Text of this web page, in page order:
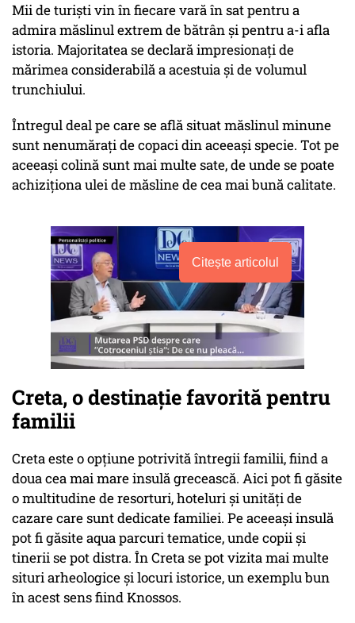
Mii de turiști vin în fiecare vară în sat pentru a
admira măslinul extrem de bătrân și pentru a-i afla
istoria. Majoritatea se declară impresionați de
mărimea considerabilă a acestuia și de volumul
trunchiului.
Întregul deal pe care se află situat măslinul minune
sunt nenumărați de copaci din aceeași specie. Tot pe
aceeași colină sunt mai multe sate, de unde se poate
achiziționa ulei de măsline de cea mai bună calitate.
Citește articolul
Creta, o destinație favorită pentru
familii
Creta este o opțiune potrivită întregii familii, fiind a
doua cea mai mare insulă grecească. Aici pot fi găsite
o multitudine de resorturi, hoteluri și unități de
cazare care sunt dedicate familiei. Pe aceeași insulă
pot fi găsite aqua parcuri tematice, unde copii și
tinerii se pot distra. În Creta se pot vizita mai multe
situri arheologice și locuri istorice, un exemplu bun
în acest sens fiind Knossos.